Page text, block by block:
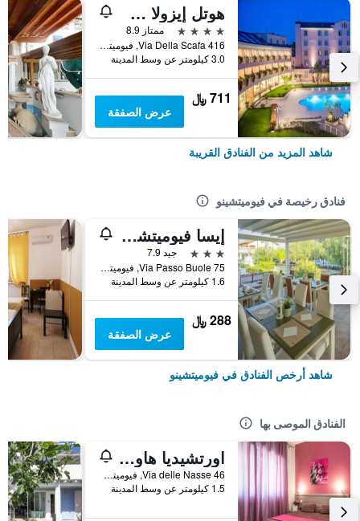
هوتل إيزولا ساكرا روما أيربورت
4 نجوم
ممتاز 8.9
Via Della Scafa 416, فيوميتشينو, مقاطعة روما, إيطاليا
3.0 كيلومتر عن وسط المدينة
711 ﷼
عرض الصفقة
شاهد المزيد من الفنادق القريبة
فنادق رخيصة في فيوميتشينو
إيسا فيوميتشينو أيربورت ريزيدنس
3 نجوم
جيد 7.9
Via Passo Buole 75, فيوميتشينو, مقاطعة روما, إيطاليا
1.6 كيلومتر عن وسط المدينة
288 ﷼
عرض الصفقة
شاهد أرخص الفنادق في فيوميتشينو
الفنادق الموصى بها
اورتشيديا هاوس فيوميتشينو تو
Via delle Nasse 46, فيوميتشينو, مقاطعة روما, إيطاليا
1.5 كيلومتر عن وسط المدينة